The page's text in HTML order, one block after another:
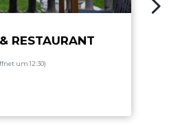
RESTAURANT
um 12:30)